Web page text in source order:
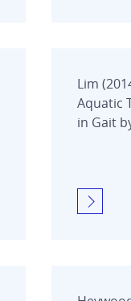
Lim
Aquatic
in Gait